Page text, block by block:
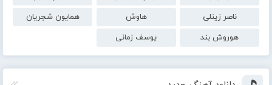
ناصر زینلی
هاوش
همایون شجریان
هوروش بند
یوسف زمانی